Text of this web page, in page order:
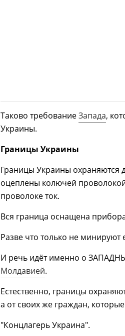
Таково требованиеЗапада,
Украины.
Границы Украины
Границы Украины охраняются
оцеплены колючей
проволоке ток.
Вся граница оснащена
Разве что только не
И речь идёт именно о
Молдавией.
Естественно, границы
а от своих же граждан, которые
"Концлагерь Украина".